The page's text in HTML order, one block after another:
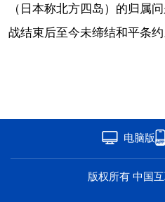
（日本称北方四岛）的归属
战结束后至今未缔结和平条约
电脑版
版权所有 中国